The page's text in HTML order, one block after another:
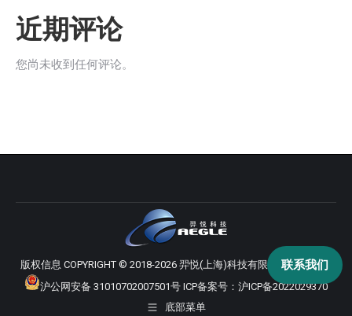
近期评论
您尚未收到任何评论。
版权信息 COPYRIGHT © 2018-2026 羿悦(上海)科技有限公司 版权所有
沪公网安备 31010702007501号 ICP备案号： 沪ICP备2022029370
底部菜单
联系我们